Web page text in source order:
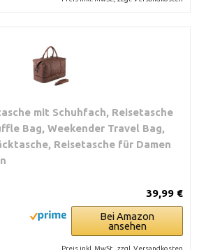
mit Schuhfach, Reisetasche
Bag, Weekender Travel Bag,
Reisetasche für Damen
39,99 €
Bei Amazon
ansehen
Preis inkl. MwSt., zzgl. Versandkosten